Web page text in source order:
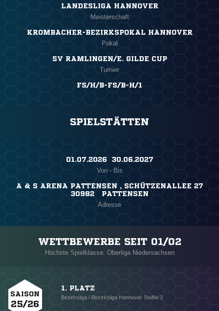
LANDESLIGA HANNOVER
Meisterschaft
KROMBACHER-BEZIRKSPOKAL HANNOVER
Pokal
SV RAMLINGEN/E. GILDE CUP
Turnier
FS/H/B-FS/B-H/1
SPIELSTÄTTEN
01.07.2026 ​ 30.06.2027
Von - Bis
A & S ARENA PATTENSEN , SCHÜTZENALLEE 27
30982 PATTENSEN
Adresse
WETTBEWERBE SEIT 01/02
Höchste Spielklasse: Oberliga Niedersachsen
SAISON
25/26
1. PLATZ
Bezirksliga / Bezirksliga Hannover Staffel 3